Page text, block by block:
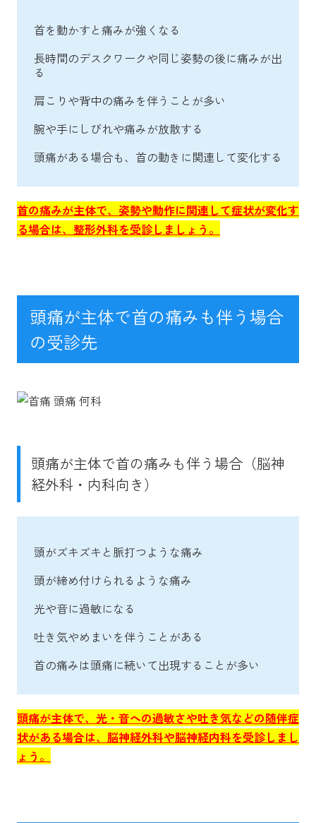
首を動かすと痛みが強くなる
長時間のデスクワークや同じ姿勢の後に痛みが出
る
肩こりや背中の痛みを伴うことが多い
腕や手にしびれや痛みが放散する
頭痛がある場合も、首の動きに関連して変化する
首の痛みが主体で、姿勢や動作に関連して症状が変化す
る場合は、整形外科を受診しましょう。
頭痛が主体で首の痛みも伴う場合
の受診先
頭痛が主体で首の痛みも伴う場合（脳神
経外科・内科向き）
頭がズキズキと脈打つような痛み
頭が締め付けられるような痛み
光や音に過敏になる
吐き気やめまいを伴うことがある
首の痛みは頭痛に続いて出現することが多い
頭痛が主体で、光・音への過敏さや吐き気などの随伴症
状がある場合は、脳神経外科や脳神経内科を受診しまし
ょう。